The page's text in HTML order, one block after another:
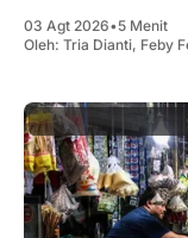
03 Agt 2026•5 Menit
Oleh: Tria Dianti, Feby